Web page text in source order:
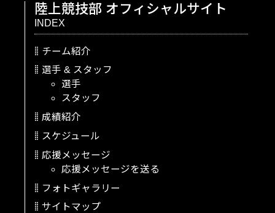
陸上競技部 オフィシャルサイト
INDEX
チーム紹介
選手 & スタッフ
選手
スタッフ
成績紹介
スケジュール
応援メッセージ
応援メッセージを送る
フォトギャラリー
サイトマップ